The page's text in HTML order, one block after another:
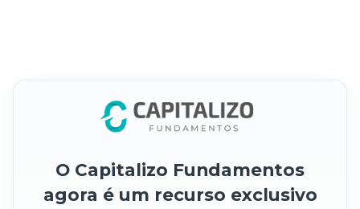
O Capitalizo Fundamentos
agora é um recurso exclusivo